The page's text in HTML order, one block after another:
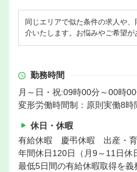
同じエリアで似た条件の求人や
介いたします。お悩みやご希望
勤務時間
月～日・祝:09時00分～00時00
変形労働時間制：原則実働8
休日・休暇
有給休暇 慶弔休暇 出産・
年間休日120日（月9～11日
最低5日間の有給休暇取得を